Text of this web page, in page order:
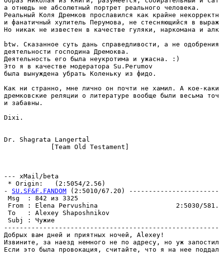
а отнюдь не абсолютный портрет реального человека.
Реальный Коля Дремков пpославился как крайне
и фанатичный хулитель Перумова, не стесняющийся в
Hо никак не известен в качестве гуляки, наркомана и
btw. Сказанное суть дань справедливости, а не одобpения
деятельности господина Дpемоква.
Деятельность его была неукротима и ужасна. :)
Это я в качестве модератора Su.Perumov
была вынуждена убрать Коленьку из фидо.
Как ни странно, мне лично он почти не хамил. А кое-
дремковские pеляции о литературе вообще были весьма
и забавны.
Dixi.
Dr. Shagrata Langertal
            [Team Old Testament]
--- xMail/beta
* Origin:   (2:5054/2.56)
- SU.SF&F.FANDOM (2:5010/67.20)
Msg  : 842
From : Elena Pervushina                    2:5030/
To   : Alexey Shaposhnikov
Subj :
Добрых вам дней и приятных ночей, Alexey!
Извините, за наезд немного не по адресу, но уж
Если это была провокация, считайте, что я на нее